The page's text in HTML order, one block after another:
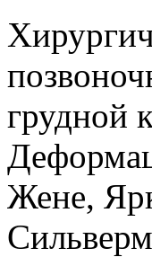
грудной
Жене,